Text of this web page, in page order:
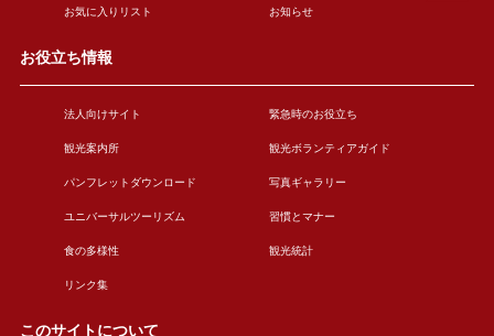
お気に入りリスト お知らせ
お役立ち情報
法人向けサイト 緊急時のお役立ち
観光案内所 観光ボランティアガイド
パンフレットダウンロード 写真ギャラリー
ユニバーサルツーリズム 習慣とマナー
食の多様性 観光統計
リンク集
このサイトについて